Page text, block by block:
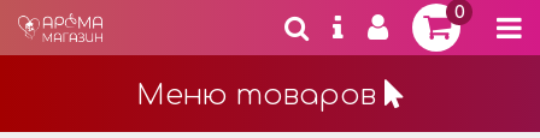
0
Меню товаров